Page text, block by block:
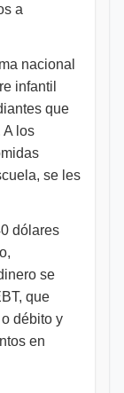
a
nacional
infantil
que
A los
se les
dólares
se
que
débito y
en